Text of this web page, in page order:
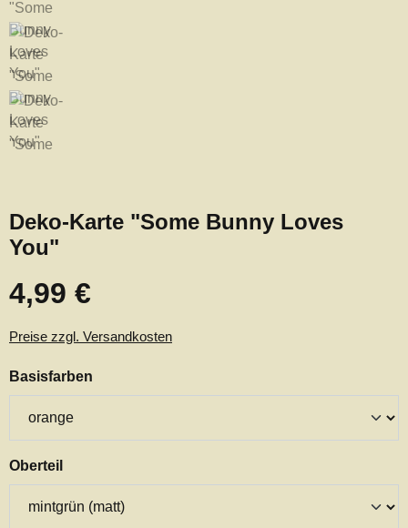
Deko-Karte "Some Bunny Loves
You"
Regulärer Preis:
4,99 €
Preise zzgl. Versandkosten
Basisfarben
Oberteilauswählen